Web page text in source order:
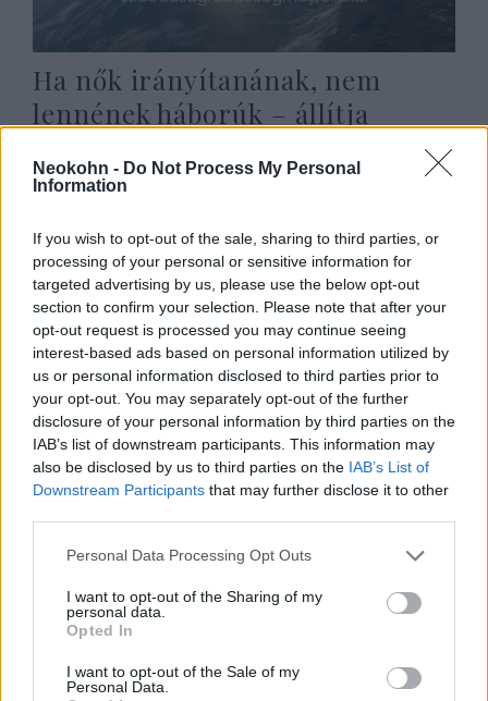
Neokohn - Do Not Process My Personal
Information
If you wish to opt-out of the sale, sharing to third parties, or
processing of your personal or sensitive information for
targeted advertising by us, please use the below opt-out
section to confirm your selection. Please note that after your
opt-out request is processed you may continue seeing
interest-based ads based on personal information utilized by
us or personal information disclosed to third parties prior to
your opt-out. You may separately opt-out of the further
disclosure of your personal information by third parties on the
IAB’s list of downstream participants. This information may
also be disclosed by us to third parties on the IAB’s List of
Downstream Participants that may further disclose it to other
Please note that this website/app uses one or more Google
not limited to your visit or usage behaviour. You may click to
grant or deny consent to Google and its third-party tags to
use your data for below specified purposes in below Google
consent section.
Personal Data Processing Opt Outs
I want to opt-out of the Sharing of my
personal data.
Opted In
I want to opt-out of the Sale of my
Personal Data.
Ha nők irányítanának, nem
lennének háborúk – állítja
2022. március 11.
Újratemették Slachta Margitot
2021. december 8.